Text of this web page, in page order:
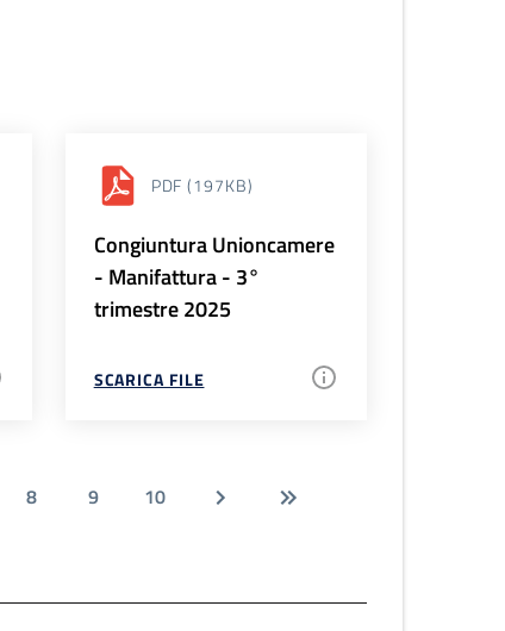
PDF (197KB)
Congiuntura Unioncamere
- Manifattura - 3°
trimestre 2025
SCARICA FILE
8 9 10